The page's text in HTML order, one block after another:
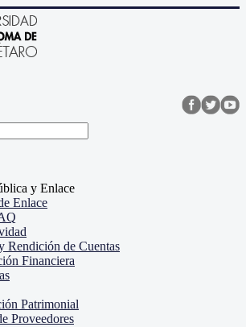
y Enlace
Enlace
Rendición de Cuentas
Financiera
Patrimonial
Proveedores